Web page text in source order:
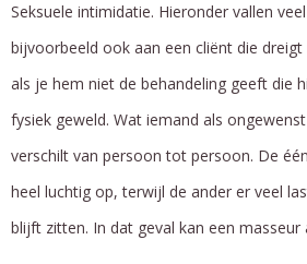
Seksuele intimidatie. Hieronder vallen
bijvoorbeeld ook aan een cliënt die
als je hem niet de behandeling geeft die
fysiek geweld. Wat iemand als
verschilt van persoon tot persoon. De
heel luchtig op, terwijl de ander er veel
blijft zitten. In dat geval kan een